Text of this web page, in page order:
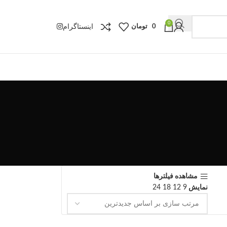
0
0 تومان اینستاگرام
مشاهده فیلترها
نمایش 9
12
18
24